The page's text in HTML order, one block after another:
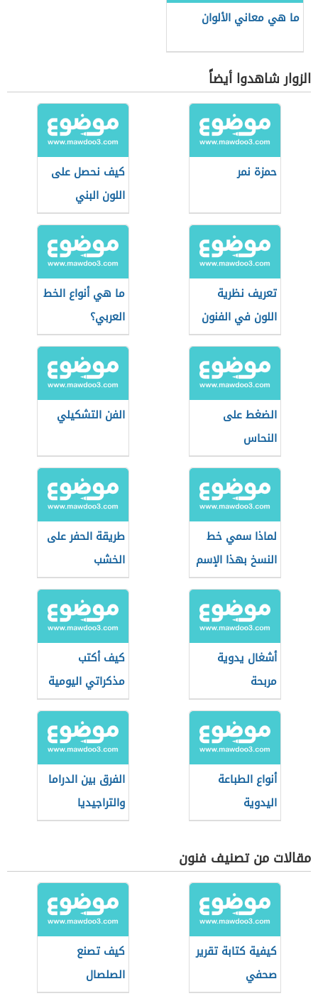
ما هي معاني الألوان
الزوار شاهدوا أيضاً
حمزة نمر
كيف نحصل على
اللون البني
تعريف نظرية
اللون في الفنون
التشكيلية
ما هي أنواع الخط
العربي؟
الضغط على
النحاس
الفن التشكيلي
لماذا سمي خط
النسخ بهذا الإسم
طريقة الحفر على
الخشب
أشغال يدوية
مربحة
كيف أكتب
مذكراتي اليومية
أنواع الطباعة
اليدوية
الفرق بين الدراما
والتراجيديا
مقالات من تصنيف فنون
كيفية كتابة تقرير
صحفي
كيف تصنع
الصلصال